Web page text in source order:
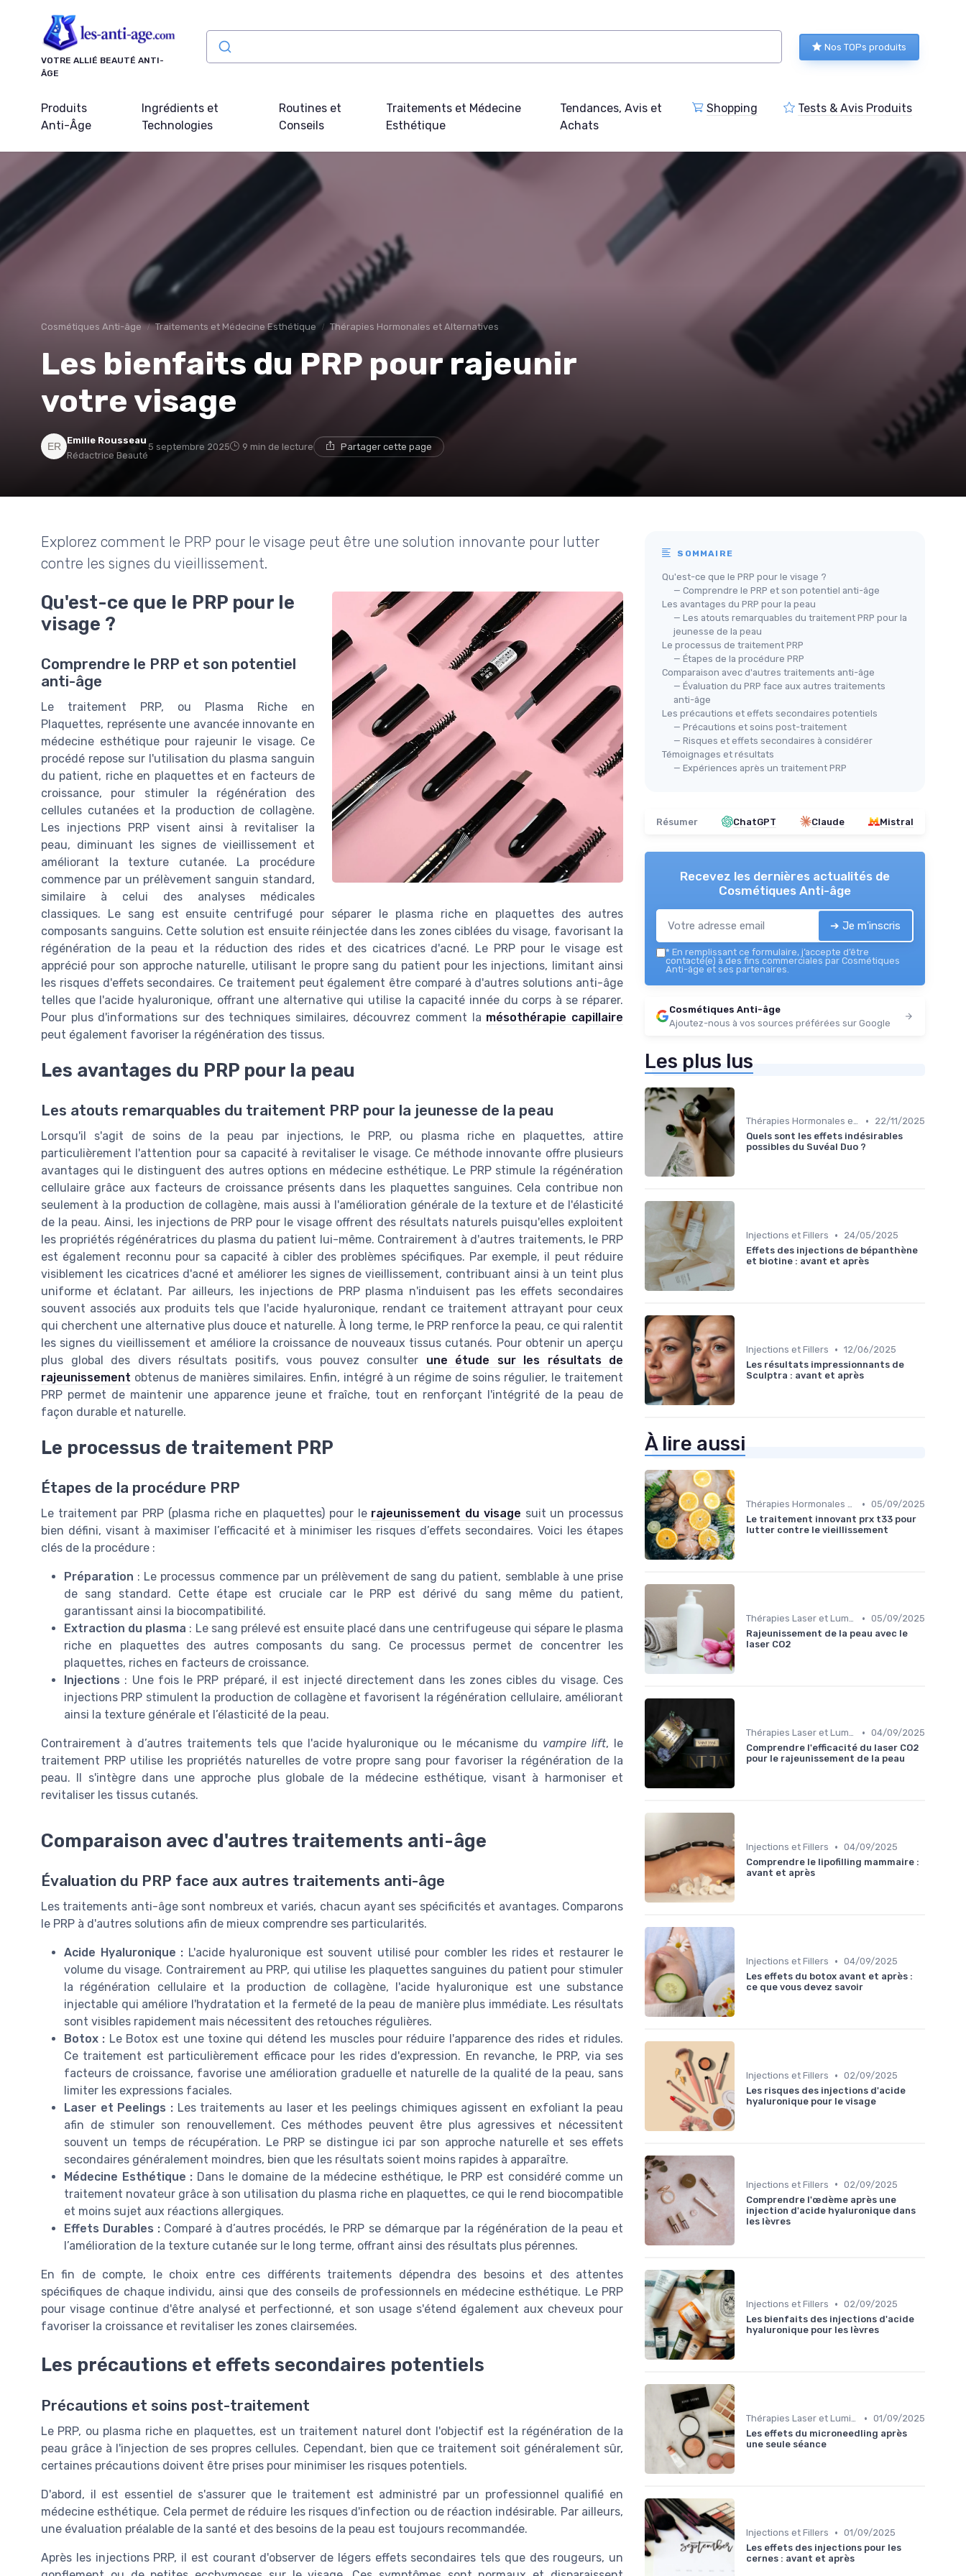
VOTRE ALLIÉ BEAUTÉ ANTI-
ÂGE
Nos TOPs produits
Produits
Anti-Âge
Ingrédients et
Technologies
Routines et
Conseils
Traitements et Médecine
Esthétique
Tendances, Avis et
Achats
Shopping Tests & Avis Produits
Cosmétiques Anti-âge Traitements et Médecine Esthétique Thérapies Hormonales et Alternatives
Les bienfaits du PRP pour rajeunir
votre visage
Emilie Rousseau
Rédactrice Beauté
5 septembre 2025 9 min de lecture Partager cette page
Explorez comment le PRP pour le visage peut être une solution innovante pour lutter
contre les signes du vieillissement.
Qu'est-ce que le PRP pour le
visage ?
Comprendre le PRP et son potentiel
anti-âge
Le traitement PRP, ou Plasma Riche en
Plaquettes, représente une avancée innovante en
médecine esthétique pour rajeunir le visage. Ce
procédé repose sur l'utilisation du plasma sanguin
du patient, riche en plaquettes et en facteurs de
croissance, pour stimuler la régénération des
cellules cutanées et la production de collagène.
Les injections PRP visent ainsi à revitaliser la
peau, diminuant les signes de vieillissement et
améliorant la texture cutanée. La procédure
commence par un prélèvement sanguin standard,
similaire à celui des analyses médicales
classiques. Le sang est ensuite centrifugé pour séparer le plasma riche en plaquettes des autres
composants sanguins. Cette solution est ensuite réinjectée dans les zones ciblées du visage, favorisant la
régénération de la peau et la réduction des rides et des cicatrices d'acné. Le PRP pour le visage est
apprécié pour son approche naturelle, utilisant le propre sang du patient pour les injections, limitant ainsi
les risques d'effets secondaires. Ce traitement peut également être comparé à d'autres solutions anti-âge
telles que l'acide hyaluronique, offrant une alternative qui utilise la capacité innée du corps à se réparer.
Pour plus d'informations sur des techniques similaires, découvrez comment la mésothérapie capillaire
peut également favoriser la régénération des tissus.
Les avantages du PRP pour la peau
Les atouts remarquables du traitement PRP pour la jeunesse de la peau
Lorsqu'il s'agit de soins de la peau par injections, le PRP, ou plasma riche en plaquettes, attire
particulièrement l'attention pour sa capacité à revitaliser le visage. Ce méthode innovante offre plusieurs
avantages qui le distinguent des autres options en médecine esthétique. Le PRP stimule la régénération
cellulaire grâce aux facteurs de croissance présents dans les plaquettes sanguines. Cela contribue non
seulement à la production de collagène, mais aussi à l'amélioration générale de la texture et de l'élasticité
de la peau. Ainsi, les injections de PRP pour le visage offrent des résultats naturels puisqu'elles exploitent
les propriétés régénératrices du plasma du patient lui-même. Contrairement à d'autres traitements, le PRP
est également reconnu pour sa capacité à cibler des problèmes spécifiques. Par exemple, il peut réduire
visiblement les cicatrices d'acné et améliorer les signes de vieillissement, contribuant ainsi à un teint plus
uniforme et éclatant. Par ailleurs, les injections de PRP plasma n'induisent pas les effets secondaires
souvent associés aux produits tels que l'acide hyaluronique, rendant ce traitement attrayant pour ceux
qui cherchent une alternative plus douce et naturelle. À long terme, le PRP renforce la peau, ce qui ralentit
les signes du vieillissement et améliore la croissance de nouveaux tissus cutanés. Pour obtenir un aperçu
plus global des divers résultats positifs, vous pouvez consulter une étude sur les résultats de
rajeunissement obtenus de manières similaires. Enfin, intégré à un régime de soins régulier, le traitement
PRP permet de maintenir une apparence jeune et fraîche, tout en renforçant l'intégrité de la peau de
façon durable et naturelle.
Le processus de traitement PRP
Étapes de la procédure PRP
Le traitement par PRP (plasma riche en plaquettes) pour le rajeunissement du visage suit un processus
bien défini, visant à maximiser l’efficacité et à minimiser les risques d’effets secondaires. Voici les étapes
clés de la procédure :
Préparation : Le processus commence par un prélèvement de sang du patient, semblable à une prise
de sang standard. Cette étape est cruciale car le PRP est dérivé du sang même du patient,
garantissant ainsi la biocompatibilité.
Extraction du plasma : Le sang prélevé est ensuite placé dans une centrifugeuse qui sépare le plasma
riche en plaquettes des autres composants du sang. Ce processus permet de concentrer les
plaquettes, riches en facteurs de croissance.
Injections : Une fois le PRP préparé, il est injecté directement dans les zones cibles du visage. Ces
injections PRP stimulent la production de collagène et favorisent la régénération cellulaire, améliorant
ainsi la texture générale et l’élasticité de la peau.
Contrairement à d’autres traitements tels que l'acide hyaluronique ou le mécanisme du vampire lift, le
traitement PRP utilise les propriétés naturelles de votre propre sang pour favoriser la régénération de la
peau. Il s'intègre dans une approche plus globale de la médecine esthétique, visant à harmoniser et
revitaliser les tissus cutanés.
Comparaison avec d'autres traitements anti-âge
Évaluation du PRP face aux autres traitements anti-âge
Les traitements anti-âge sont nombreux et variés, chacun ayant ses spécificités et avantages. Comparons
le PRP à d'autres solutions afin de mieux comprendre ses particularités.
Acide Hyaluronique : L'acide hyaluronique est souvent utilisé pour combler les rides et restaurer le
volume du visage. Contrairement au PRP, qui utilise les plaquettes sanguines du patient pour stimuler
la régénération cellulaire et la production de collagène, l'acide hyaluronique est une substance
injectable qui améliore l'hydratation et la fermeté de la peau de manière plus immédiate. Les résultats
sont visibles rapidement mais nécessitent des retouches régulières.
Botox : Le Botox est une toxine qui détend les muscles pour réduire l'apparence des rides et ridules.
Ce traitement est particulièrement efficace pour les rides d'expression. En revanche, le PRP, via ses
facteurs de croissance, favorise une amélioration graduelle et naturelle de la qualité de la peau, sans
limiter les expressions faciales.
Laser et Peelings : Les traitements au laser et les peelings chimiques agissent en exfoliant la peau
afin de stimuler son renouvellement. Ces méthodes peuvent être plus agressives et nécessitent
souvent un temps de récupération. Le PRP se distingue ici par son approche naturelle et ses effets
secondaires généralement moindres, bien que les résultats soient moins rapides à apparaître.
Médecine Esthétique : Dans le domaine de la médecine esthétique, le PRP est considéré comme un
traitement novateur grâce à son utilisation du plasma riche en plaquettes, ce qui le rend biocompatible
et moins sujet aux réactions allergiques.
Effets Durables : Comparé à d’autres procédés, le PRP se démarque par la régénération de la peau et
l’amélioration de la texture cutanée sur le long terme, offrant ainsi des résultats plus pérennes.
En fin de compte, le choix entre ces différents traitements dépendra des besoins et des attentes
spécifiques de chaque individu, ainsi que des conseils de professionnels en médecine esthétique. Le PRP
pour visage continue d'être analysé et perfectionné, et son usage s'étend également aux cheveux pour
favoriser la croissance et revitaliser les zones clairsemées.
Les précautions et effets secondaires potentiels
Précautions et soins post-traitement
Le PRP, ou plasma riche en plaquettes, est un traitement naturel dont l'objectif est la régénération de la
peau grâce à l'injection de ses propres cellules. Cependant, bien que ce traitement soit généralement sûr,
certaines précautions doivent être prises pour minimiser les risques potentiels.
D'abord, il est essentiel de s'assurer que le traitement est administré par un professionnel qualifié en
médecine esthétique. Cela permet de réduire les risques d'infection ou de réaction indésirable. Par ailleurs,
une évaluation préalable de la santé et des besoins de la peau est toujours recommandée.
Après les injections PRP, il est courant d'observer de légers effets secondaires tels que des rougeurs, un
SOMMAIRE
Qu'est-ce que le PRP pour le visage ?
— Comprendre le PRP et son potentiel anti-âge
Les avantages du PRP pour la peau
— Les atouts remarquables du traitement PRP pour la
jeunesse de la peau
Le processus de traitement PRP
— Étapes de la procédure PRP
Comparaison avec d'autres traitements anti-âge
— Évaluation du PRP face aux autres traitements
anti-âge
Les précautions et effets secondaires potentiels
— Précautions et soins post-traitement
— Risques et effets secondaires à considérer
Témoignages et résultats
— Expériences après un traitement PRP
Résumer ChatGPT Claude Mistral
Recevez les dernières actualités de
Cosmétiques Anti-âge
➔ Je m'inscris
* En remplissant ce formulaire, j’accepte d’être
contacté(e) à des fins commerciales par Cosmétiques
Anti-âge et ses partenaires.
Cosmétiques Anti-âge
Ajoutez-nous à vos sources préférées sur Google
Les plus lus
Thérapies Hormonales et Alternatives •
22/11/2025
Quels sont les effets indésirables
possibles du Suvéal Duo ?
Injections et Fillers •
24/05/2025
Effets des injections de bépanthène
et biotine : avant et après
Injections et Fillers • 12/06/2025
Les résultats impressionnants de
Sculptra : avant et après
À lire aussi
Thérapies Hormonales et Alternatives • 05/09/2025
Le traitement innovant prx t33 pour
lutter contre le vieillissement
Thérapies Laser et Lumineuses • 05/09/2025
Rajeunissement de la peau avec le
laser CO2
Thérapies Laser et Lumineuses • 04/09/2025
Comprendre l'efficacité du laser CO2
pour le rajeunissement de la peau
Injections et Fillers • 04/09/2025
Comprendre le lipofilling mammaire :
avant et après
Injections et Fillers • 04/09/2025
Les effets du botox avant et après :
ce que vous devez savoir
Injections et Fillers • 02/09/2025
Les risques des injections d'acide
hyaluronique pour le visage
Injections et Fillers • 02/09/2025
Comprendre l'œdème après une
injection d'acide hyaluronique dans
les lèvres
Injections et Fillers • 02/09/2025
Les bienfaits des injections d'acide
hyaluronique pour les lèvres
Thérapies Laser et Lumineuses • 01/09/2025
Les effets du microneedling après
une seule séance
Injections et Fillers • 01/09/2025
Les effets des injections pour les
cernes : avant et après